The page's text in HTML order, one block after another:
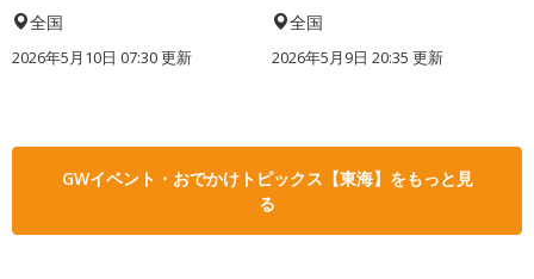
全国
2026年5月10日 07:30 更新
全国
2026年5月9日 20:35 更新
GWイベント・おでかけトピックス【東海】をもっと見
る